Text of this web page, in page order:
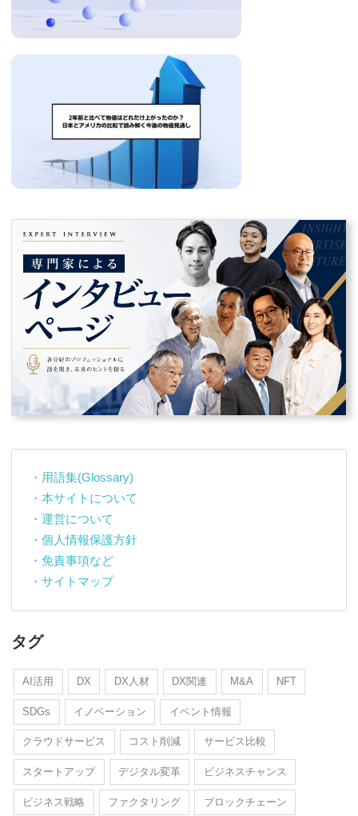
・用語集(Glossary)
・本サイトについて
・運営について
・個人情報保護方針
・免責事項など
・サイトマップ
タグ
AI活用 DX DX人材 DX関連 M&A NFT
SDGs イノベーション イベント情報
クラウドサービス コスト削減 サービス比較
スタートアップ デジタル変革 ビジネスチャンス
ビジネス戦略 ファクタリング ブロックチェーン